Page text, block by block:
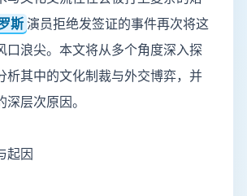
斯演员拒绝发签证的事件再次将这
口浪尖。本文将从多个角度深入探
析其中的文化制裁与外交博弈，并
层次原因。
起因